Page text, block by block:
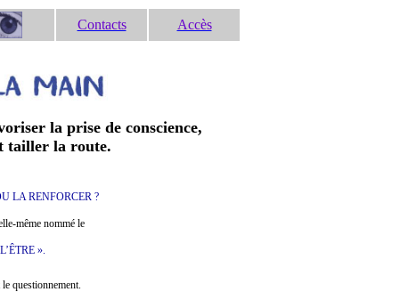
Contacts Accès
la prise de conscience,
tailler la route.
LA RENFORCER ?
même nommé le
».
questionnement.